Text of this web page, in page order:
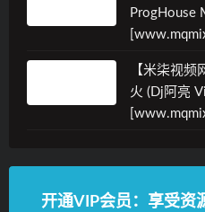
ProgHouse
【米柒视频
火 (Dj阿亮
开通VIP会员：享受资